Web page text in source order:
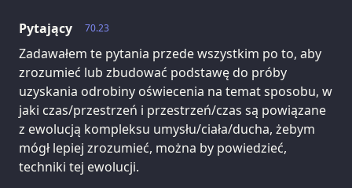
70.23
Pytający
Zadawałem te pytania przede wszystkim po to, aby
zrozumieć lub zbudować podstawę do próby
uzyskania odrobiny oświecenia na temat sposobu, w
jaki czas/przestrzeń i przestrzeń/czas są powiązane
z ewolucją kompleksu umysłu/ciała/ducha, żebym
mógł lepiej zrozumieć, można by powiedzieć,
techniki tej ewolucji.